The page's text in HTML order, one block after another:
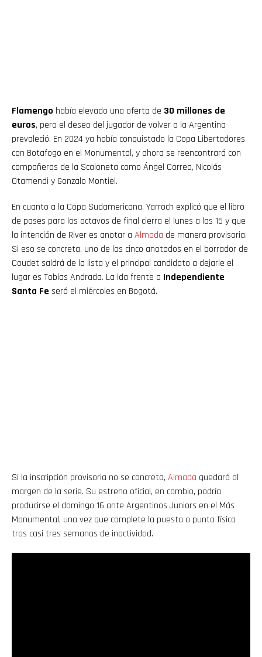
Flamengo había elevado una oferta de 30 millones de
euros, pero el deseo del jugador de volver a la Argentina
prevaleció. En 2024 ya había conquistado la Copa Libertadores
con Botafogo en el Monumental, y ahora se reencontrará con
compañeros de la Scaloneta como Ángel Correa, Nicolás
Otamendi y Gonzalo Montiel.
En cuanto a la Copa Sudamericana, Yarroch explicó que el libro
de pases para los octavos de final cierra el lunes a las 15 y que
la intención de River es anotar a Almada de manera provisoria.
Si eso se concreta, uno de los cinco anotados en el borrador de
Coudet saldrá de la lista y el principal candidato a dejarle el
lugar es Tobías Andrada. La ida frente a Independiente
Santa Fe será el miércoles en Bogotá.
Si la inscripción provisoria no se concreta, Almada quedará al
margen de la serie. Su estreno oficial, en cambio, podría
producirse el domingo 16 ante Argentinos Juniors en el Más
Monumental, una vez que complete la puesta a punto física
tras casi tres semanas de inactividad.